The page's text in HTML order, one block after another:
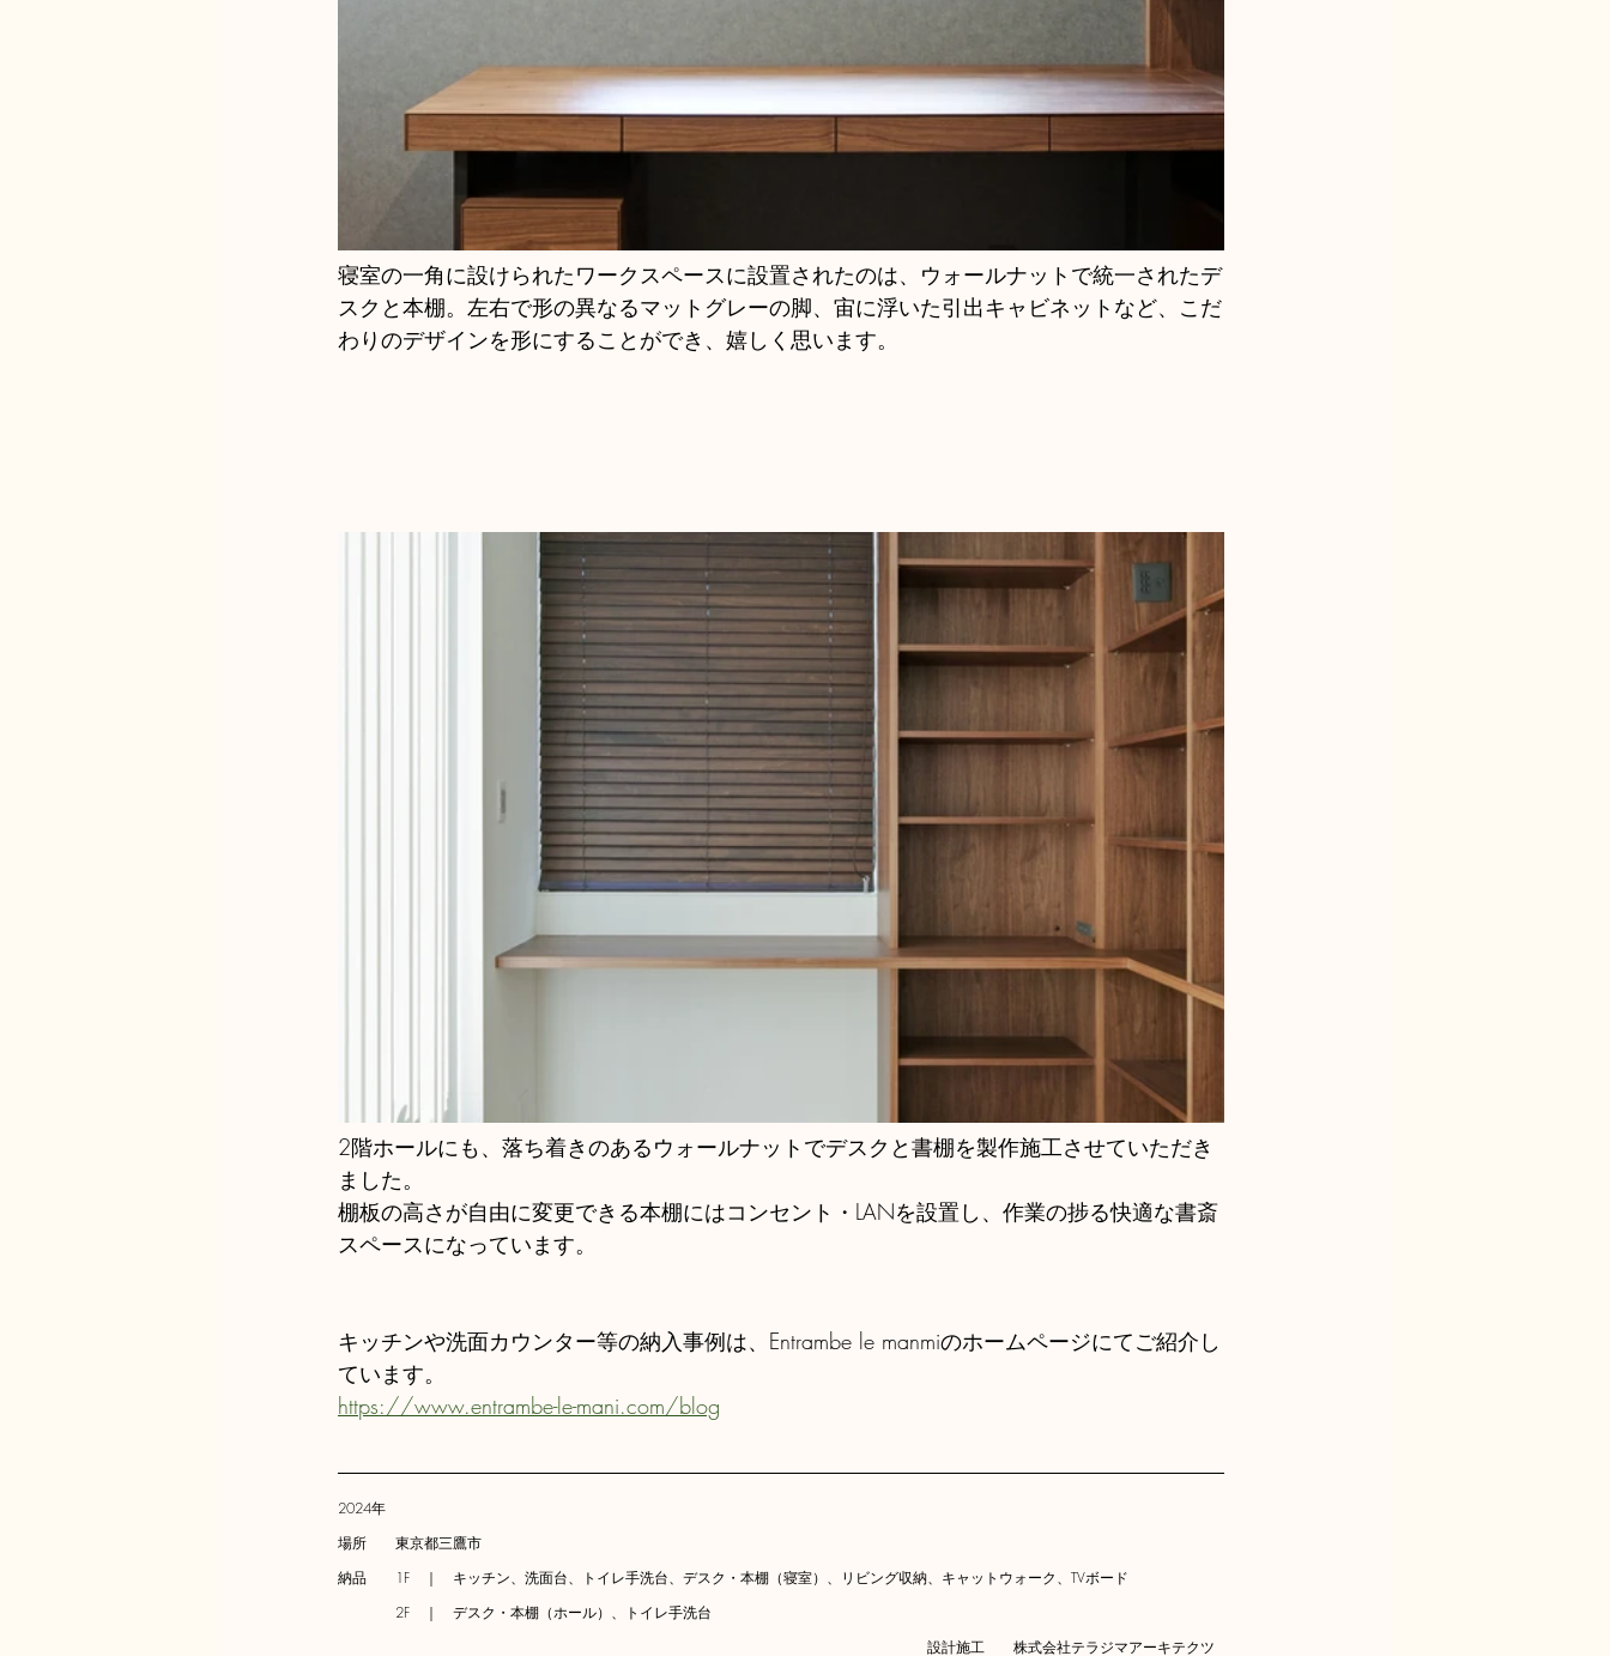
寝室の一角に設けられたワークスペースに設置されたのは、ウォールナットで統一されたデ
スクと本棚。左右で形の異なるマットグレーの脚、宙に浮いた引出キャビネットなど、こだ
わりのデザインを形にすることができ、嬉しく思います。
2階ホールにも、落ち着きのあるウォールナットでデスクと書棚を製作施工させていただき
ました。
棚板の高さが自由に変更できる本棚にはコンセント・LANを設置し、作業の捗る快適な書斎
スペースになっています。
キッチンや洗面カウンター等の納入事例は、Entrambe le manmiのホームページにてご紹介し
ています。
https://www.entrambe-le-mani.com/blog
2024年
場所　　東京都三鷹市
納品　　1F　｜　キッチン、洗面台、トイレ手洗台、デスク・本棚（寝室）、リビング収納、キャットウォーク、TVボード
2F　｜　デスク・本棚（ホール）、トイレ手洗台
設計施工　　株式会社テラジマアーキテクツ